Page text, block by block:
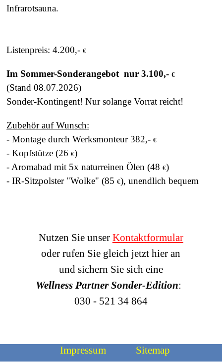
Infrarotsauna.
Listenpreis: 4.200,- €
Im Sommer-Sonderangebot nur 3.100,- €
(Stand 08.07.2026)
Sonder-Kontingent! Nur solange Vorrat reicht!
Zubehör auf Wunsch:
- Montage durch Werksmonteur 382,- €
- Kopfstütze (26 €)
- Aromabad mit 5x naturreinen Ölen (48 €)
- IR-Sitzpolster "Wolke" (85 €), unendlich bequem
Nutzen Sie unser Kontaktformular
oder rufen Sie gleich jetzt hier an
und sichern Sie sich eine
Wellness Partner Sonder-Edition:
030 - 521 34 864
Impressum Sitemap